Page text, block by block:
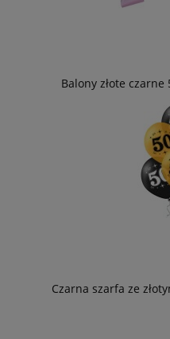
Balony złote
Czarna szarfa ze